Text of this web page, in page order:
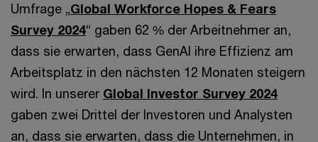
Umfrage „Global Workforce Hopes & Fears
Survey 2024“ gaben 62 % der Arbeitnehmer an,
dass sie erwarten, dass GenAI ihre Effizienz am
Arbeitsplatz in den nächsten 12 Monaten steigern
wird. In unserer Global Investor Survey 2024
gaben zwei Drittel der Investoren und Analysten
an, dass sie erwarten, dass die Unternehmen, in